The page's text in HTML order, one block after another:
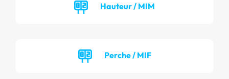
Hauteur / MIM
Perche / MIF